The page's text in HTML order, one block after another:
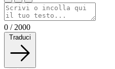
0 / 2000
Traduci